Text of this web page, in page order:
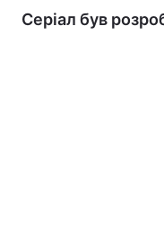
Серіал був